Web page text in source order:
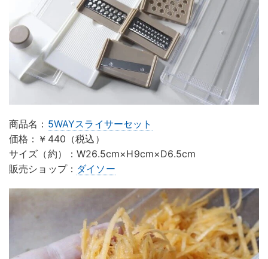
商品名： 5WAYスライサーセット
価格：￥440（税込）
サイズ（約）：W26.5cm×H9cm×D6.5cm
販売ショップ： ダイソー